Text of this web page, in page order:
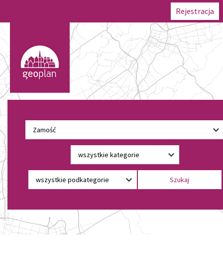
Rejestracja